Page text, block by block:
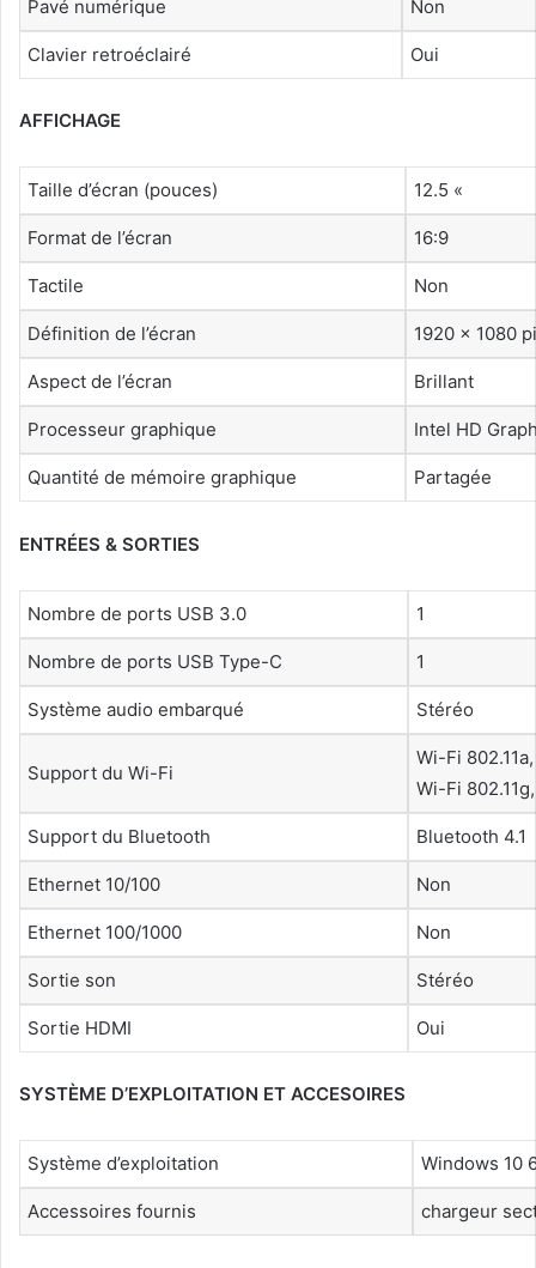
Pavé numérique Non
Clavier retroéclairé Oui
AFFICHAGE
Taille d’écran (pouces) 12.5 «
Format de l’écran 16:9
Tactile Non
Définition de l’écran 1920 x 1080
Aspect de l’écran Brillant
Processeur graphique Intel HD
Quantité de mémoire graphique Partagée
ENTRÉES & SORTIES
Nombre de ports USB 3.0 1
Nombre de ports USB Type-C 1
Système audio embarqué Stéréo
Support du Wi-Fi
Wi-Fi
Wi-Fi
Support du Bluetooth Bluetooth 4.1
Ethernet 10/100 Non
Ethernet 100/1000 Non
Sortie son Stéréo
Sortie HDMI Oui
SYSTÈME D’EXPLOITATION ET ACCESOIRES
Système d’exploitation Windows 10
Accessoires fournis chargeur